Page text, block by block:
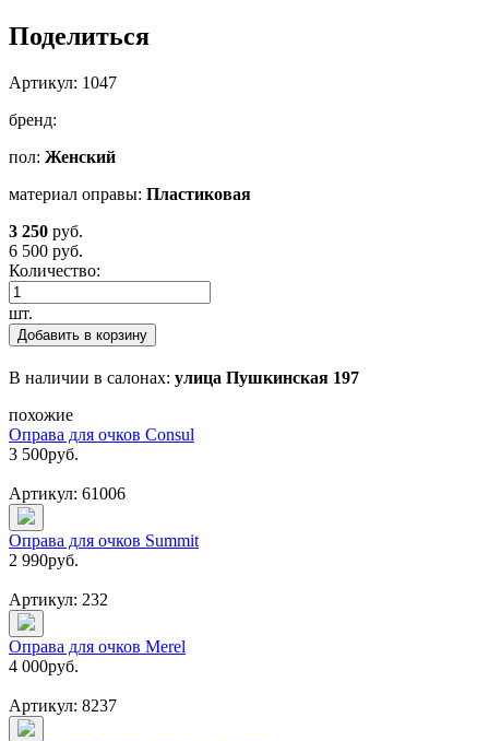
Поделиться
Артикул: 1047
бренд:
пол: Женский
материал оправы: Пластиковая
3 250 руб.
6 500 руб.
Количество:
шт.
Добавить в корзину
В наличии в салонах: улица Пушкинская 197
похожие
Оправа для очков Consul
3 500руб.
Артикул: 61006
Оправа для очков Summit
2 990руб.
Артикул: 232
Оправа для очков Merel
4 000руб.
Артикул: 8237